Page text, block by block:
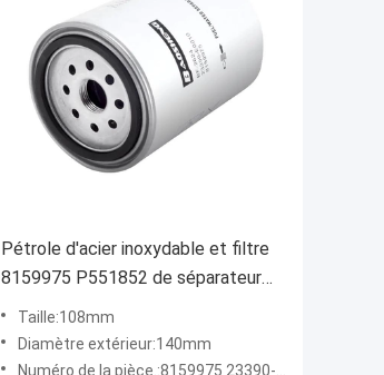
Pétrole d'acier inoxydable et filtre
8159975 P551852 de séparateur
d'eau
Taille:108mm
Diamètre extérieur:140mm
Numéro de la pièce.:8159975 23390-E0010 R90P P551852